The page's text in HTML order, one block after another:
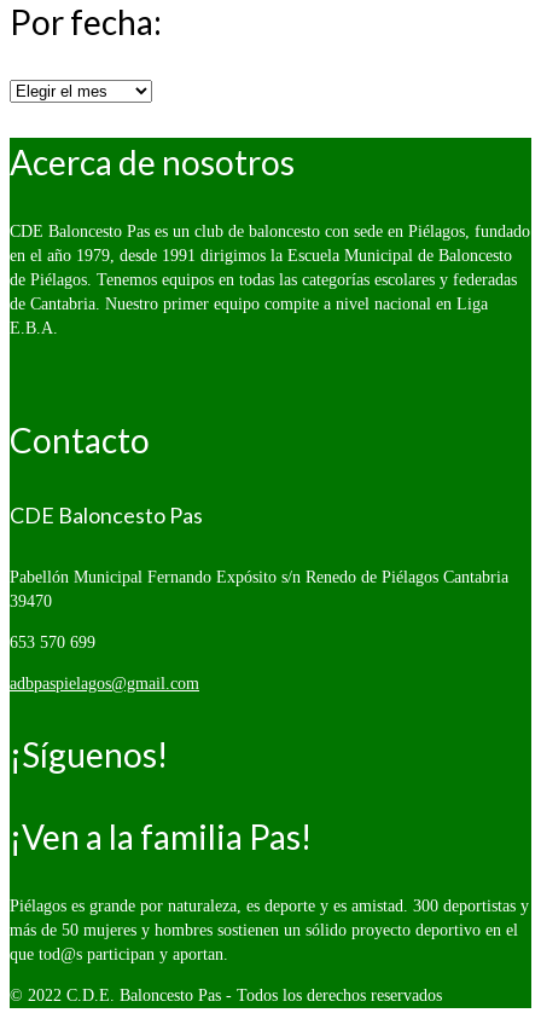
Por fecha:
Por
Acerca de nosotros
CDE Baloncesto Pas es un club de baloncesto con sede en Piélagos, fundado
en el año 1979, desde 1991 dirigimos la Escuela Municipal de Baloncesto
de Piélagos. Tenemos equipos en todas las categorías escolares y federadas
de Cantabria. Nuestro primer equipo compite a nivel nacional en Liga
E.B.A.
Contacto
CDE Baloncesto Pas
Pabellón Municipal Fernando Expósito s/n Renedo de Piélagos Cantabria
39470
653 570 699
adbpaspielagos@gmail.com
¡Síguenos!
¡Ven a la familia Pas!
Piélagos es grande por naturaleza, es deporte y es amistad. 300 deportistas y
más de 50 mujeres y hombres sostienen un sólido proyecto deportivo en el
que tod@s participan y aportan.
© 2022 C.D.E. Baloncesto Pas - Todos los derechos reservados